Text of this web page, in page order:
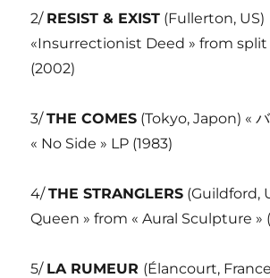
2/ RESIST & EXIST (Fullerton, US)
«Insurrectionist Deed » from split
(2002)
3/THE COMES (Tokyo, Japon) «
« No Side » LP (1983)
4/THE STRANGLERS (Guildford,
Queen » from « Aural Sculpture »
5/ LA RUMEUR (Élancourt,